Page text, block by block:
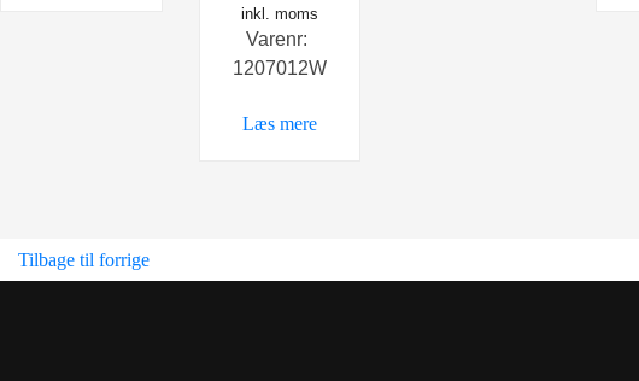
oprindelige
pris
var:
inkl. moms
Varenr:
1207012W
Læs mere
Tilbage til forrige